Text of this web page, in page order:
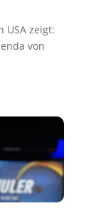
USA zeigt:
von